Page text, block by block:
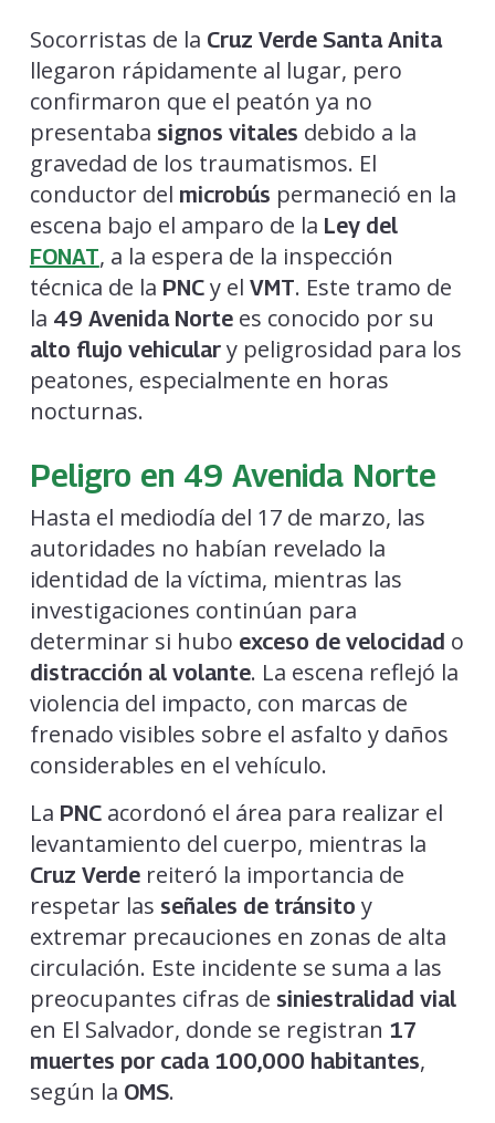
Socorristas de la Cruz Verde Santa Anita
llegaron rápidamente al lugar, pero
confirmaron que el peatón ya no
presentaba signos vitales debido a la
gravedad de los traumatismos. El
conductor del microbús permaneció en la
escena bajo el amparo de la Ley del
FONAT, a la espera de la inspección
técnica de la PNCy el VMT. Este tramo de
la 49 Avenida Nortees conocido por su
alto flujo vehiculary peligrosidad para los
peatones, especialmente en horas
nocturnas.
Peligro en 49 Avenida Norte
Hasta el mediodía del 17 de marzo, las
autoridades no habían revelado la
identidad de la víctima, mientras las
investigaciones continúan para
determinar si hubo exceso de velocidad o
distracción al volante. La escena reflejó la
violencia del impacto, con marcas de
frenado visibles sobre el asfalto y daños
considerables en el vehículo.
La PNCacordonó el área para realizar el
levantamiento del cuerpo, mientras la
Cruz Verdereiteró la importancia de
respetar las señales de tránsito y
extremar precauciones en zonas de alta
circulación. Este incidente se suma a las
preocupantes cifras de siniestralidad vial
en El Salvador, donde se registran 17
muertes por cada 100,000 habitantes,
según la OMS.